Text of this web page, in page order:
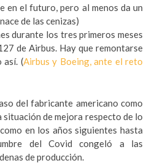
en el futuro, pero al menos da un
de las cenizas)
durante los tres primeros meses
de Airbus. Hay que remontarse
así. (Airbus y Boeing, ante el reto
del fabricante americano como
situación de mejora respecto de lo
en los años siguientes hasta
del Covid congeló a las
de producción.